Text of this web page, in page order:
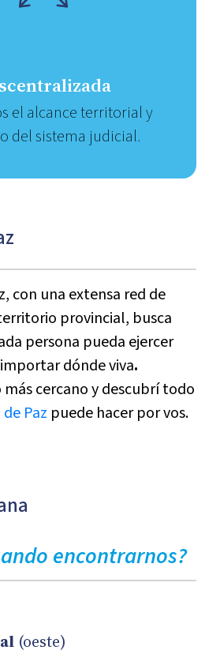
el alcance territorial y
del sistema judicial.
con una extensa red de
provincial, busca
persona pueda ejercer
dónde viva.
más cercano y descubrí todo
Paz puede hacer por vos.
encontrarnos?
(oeste)